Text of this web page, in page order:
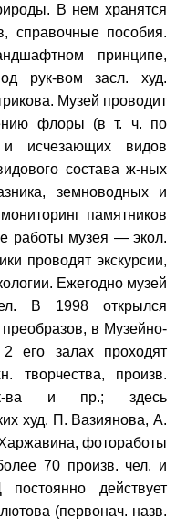
В нем хранятся
справочные пособия.
принципе,
рук-вом засл. худ.
Музей проводит
флоры (в т. ч. по
исчезающих видов
состава ж-ных
земноводных и
памятников
работы музея — экол.
проводят экскурсии,
Ежегодно музей
В 1998 открылся
в Музейно-
его залах проходят
творчества, произв.
иск-ва и пр.; здесь
худ. П. Вазиянова, А.
фотоработы
70 произв. чел. и
действует
(первонач. назв.